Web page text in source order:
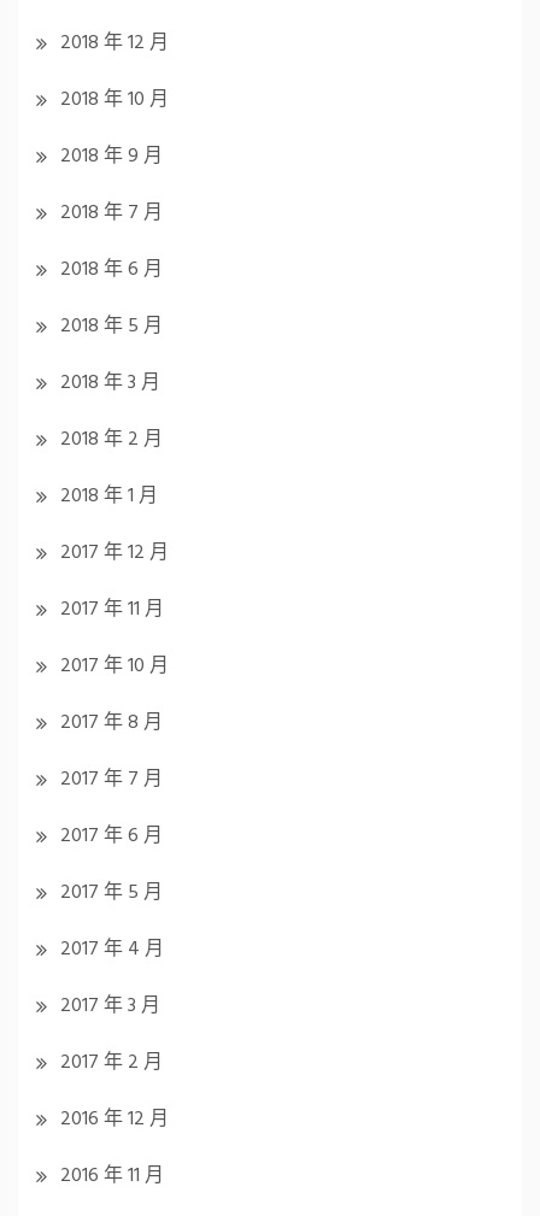
2018 年 12 月
2018 年 10 月
2018 年 9 月
2018 年 7 月
2018 年 6 月
2018 年 5 月
2018 年 3 月
2018 年 2 月
2018 年 1 月
2017 年 12 月
2017 年 11 月
2017 年 10 月
2017 年 8 月
2017 年 7 月
2017 年 6 月
2017 年 5 月
2017 年 4 月
2017 年 3 月
2017 年 2 月
2016 年 12 月
2016 年 11 月